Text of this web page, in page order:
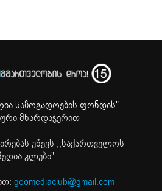
საზოგადოების ფონდის"
მხარდაჭერით
უწევს ,,საქართველოს
კლუბი"
geomediaclub@gmail.com